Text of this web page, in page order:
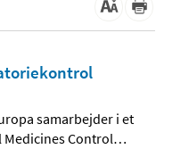
samarbejder i et
Control…